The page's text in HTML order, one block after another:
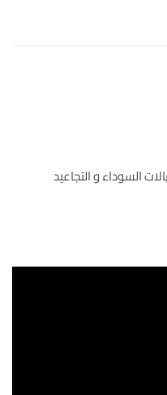
السوداء و التجاعيد